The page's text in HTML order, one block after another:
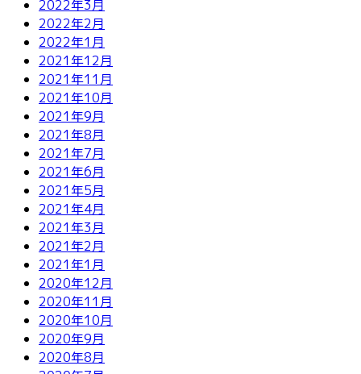
2022年3月
2022年2月
2022年1月
2021年12月
2021年11月
2021年10月
2021年9月
2021年8月
2021年7月
2021年6月
2021年5月
2021年4月
2021年3月
2021年2月
2021年1月
2020年12月
2020年11月
2020年10月
2020年9月
2020年8月